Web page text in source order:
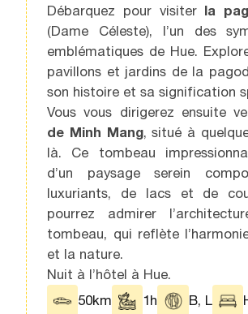
Débarquez pour visiter la
(Dame Céleste), l’un des
emblématiques de Hue.
pavillons et jardins de la
son histoire et sa signification
Vous vous dirigerez ensuite
de Minh Mang, situé à
là. Ce tombeau
d’un paysage serein
luxuriants, de lacs et de
pourrez admirer
tombeau, qui reflète
et la nature.
Nuit à l’hôtel à Hue.
50km
1h B, L